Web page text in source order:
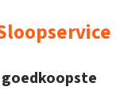
goedkoopste